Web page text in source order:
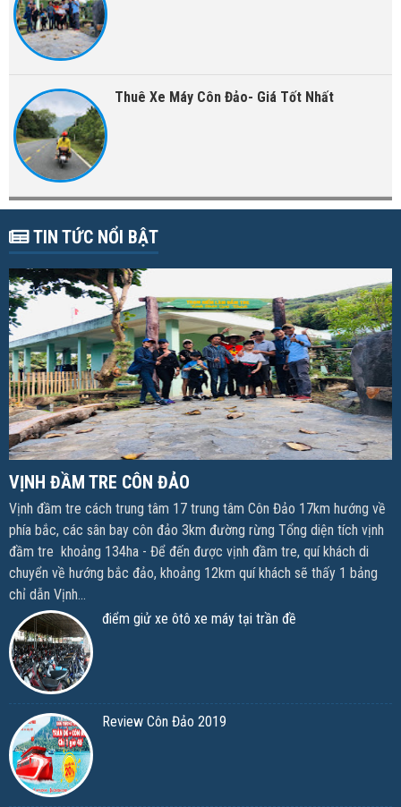
Thuê Xe Máy Côn Đảo- Giá Tốt Nhất
TIN TỨC NỔI BẬT
VỊNH ĐẦM TRE CÔN ĐẢO
Vịnh đầm tre cách trung tâm 17 trung tâm Côn Đảo 17km hướng về
phía bắc, các sân bay côn đảo 3km đường rừng Tổng diện tích vịnh
đầm tre khoảng 134ha - Để đến được vịnh đầm tre, quí khách di
chuyển về hướng bắc đảo, khoảng 12km quí khách sẽ thấy 1 bảng
chỉ dẫn Vịnh...
điểm giử xe ôtô xe máy tại trần đề
Review Côn Đảo 2019